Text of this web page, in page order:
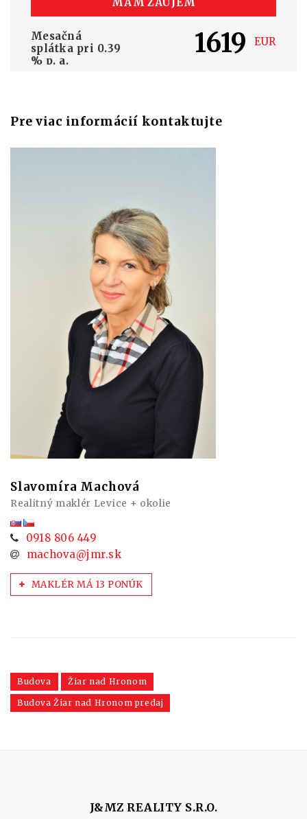
Mesačná
splátka pri 0.39
% p. a.
1619 EUR
Pre viac informácií kontaktujte
Slavomíra Machová
Realitný maklér Levice + okolie
0918 806 449
machova@jmr.sk
MAKLÉR MÁ 13 PONÚK
Budova Žiar nad Hronom
Budova Žiar nad Hronom predaj
J&MZ REALITY S.R.O.